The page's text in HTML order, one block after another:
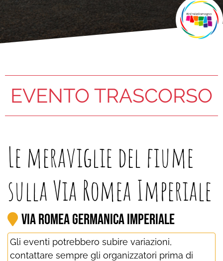
EVENTO TRASCORSO
Le meraviglie del fiume
sulla Via Romea Imperiale
Via Romea Germanica Imperiale
Gli eventi potrebbero subire variazioni,
contattare sempre gli organizzatori prima di